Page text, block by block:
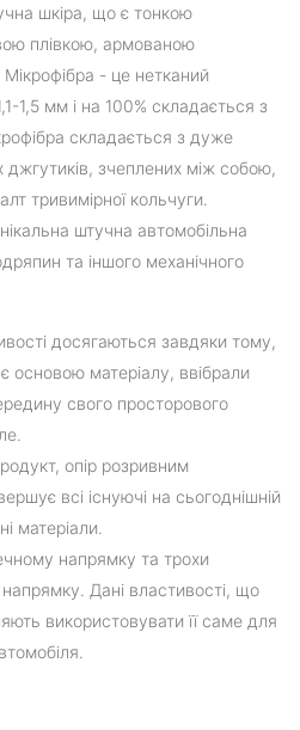
шкіра, що є тонкою
плівкою, армованою
- це нетканий
1,5 мм і на 100% складається з
складається з дуже
джгутиків, зчеплених між собою,
тривимірної кольчуги.
штучна автомобільна
та іншого механічного
досягаються завдяки тому,
основою матеріалу, ввібрали
свого просторового
опір розривним
всі існуючі на сьогоднішній
матеріали.
напрямку та трохи
Дані властивості, що
використовувати її саме для